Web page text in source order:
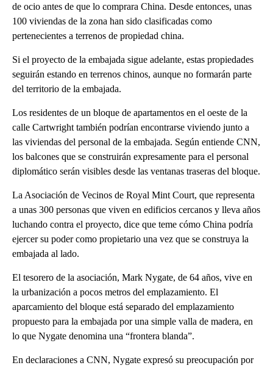
de ocio antes de que lo comprara China. Desde entonces, unas
100 viviendas de la zona han sido clasificadas como
pertenecientes a terrenos de propiedad china.
Si el proyecto de la embajada sigue adelante, estas propiedades
seguirán estando en terrenos chinos, aunque no formarán parte
del territorio de la embajada.
Los residentes de un bloque de apartamentos en el oeste de la
calle Cartwright también podrían encontrarse viviendo junto a
las viviendas del personal de la embajada. Según entiende CNN,
los balcones que se construirán expresamente para el personal
diplomático serán visibles desde las ventanas traseras del bloque.
La Asociación de Vecinos de Royal Mint Court, que representa
a unas 300 personas que viven en edificios cercanos y lleva años
luchando contra el proyecto, dice que teme cómo China podría
ejercer su poder como propietario una vez que se construya la
embajada al lado.
El tesorero de la asociación, Mark Nygate, de 64 años, vive en
la urbanización a pocos metros del emplazamiento. El
aparcamiento del bloque está separado del emplazamiento
propuesto para la embajada por una simple valla de madera, en
lo que Nygate denomina una “frontera blanda”.
En declaraciones a CNN, Nygate expresó su preocupación por